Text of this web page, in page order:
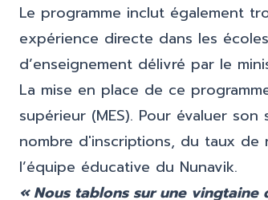
Le programme inclut également
expérience directe dans les
d’enseignement délivré par le
La mise en place de ce
supérieur (MES). Pour évaluer
nombre d'inscriptions, du taux
l’équipe éducative du Nunavik.
« Nous tablons sur une